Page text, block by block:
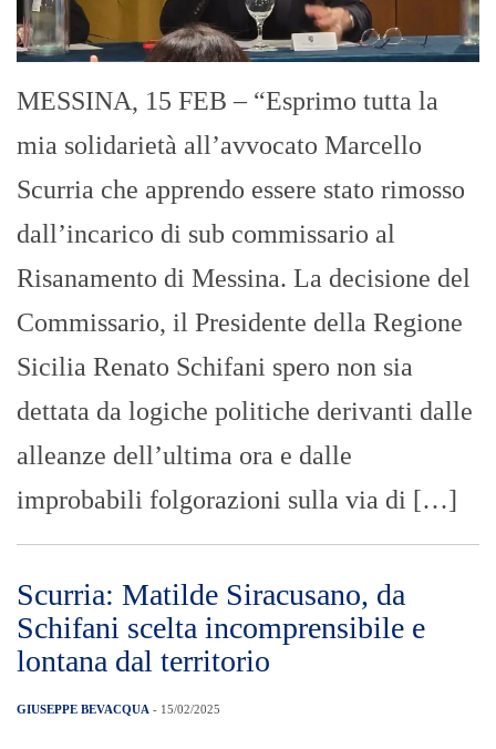
MESSINA, 15 FEB – “Esprimo tutta la
mia solidarietà all’avvocato Marcello
Scurria che apprendo essere stato rimosso
dall’incarico di sub commissario al
Risanamento di Messina. La decisione del
Commissario, il Presidente della Regione
Sicilia Renato Schifani spero non sia
dettata da logiche politiche derivanti dalle
alleanze dell’ultima ora e dalle
improbabili folgorazioni sulla via di […]
Scurria: Matilde Siracusano, da
Schifani scelta incomprensibile e
lontana dal territorio
GIUSEPPE BEVACQUA - 15/02/2025